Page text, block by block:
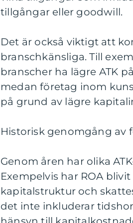
tillgångar eller goodwill.
Det är också viktigt att
branschkänsliga. Till
branscher ha lägre ATK
medan företag inom
på grund av lägre
Historisk genomgång av
Genom åren har olika
Exempelvis har ROA
kapitalstruktur och
det inte inkluderar